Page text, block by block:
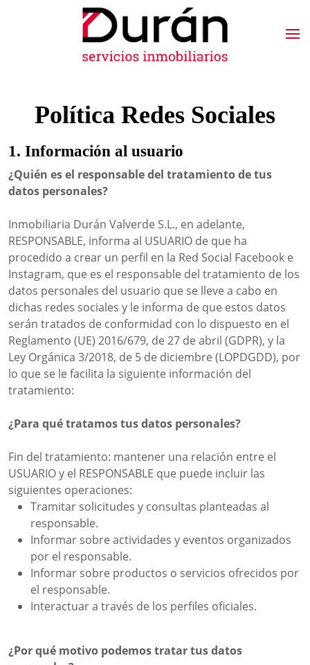
Política Redes Sociales
1. Información al usuario
¿Quién es el responsable del tratamiento de tus
datos personales?
Inmobiliaria Durán Valverde S.L., en adelante,
RESPONSABLE, informa al USUARIO de que ha
procedido a crear un perfil en la Red Social Facebook e
Instagram, que es el responsable del tratamiento de los
datos personales del usuario que se lleve a cabo en
dichas redes sociales y le informa de que estos datos
serán tratados de conformidad con lo dispuesto en el
Reglamento (UE) 2016/679, de 27 de abril (GDPR), y la
Ley Orgánica 3/2018, de 5 de diciembre (LOPDGDD), por
lo que se le facilita la siguiente información del
tratamiento:
¿Para qué tratamos tus datos personales?
Fin del tratamiento: mantener una relación entre el
USUARIO y el RESPONSABLE que puede incluir las
siguientes operaciones:
Tramitar solicitudes y consultas planteadas al
responsable.
Informar sobre actividades y eventos organizados
por el responsable.
Informar sobre productos o servicios ofrecidos por
el responsable.
Interactuar a través de los perfiles oficiales.
¿Por qué motivo podemos tratar tus datos